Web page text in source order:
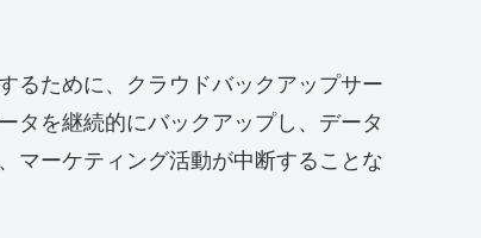
るために、クラウドバックアップサー
タを継続的にバックアップし、データ
マーケティング活動が中断することな